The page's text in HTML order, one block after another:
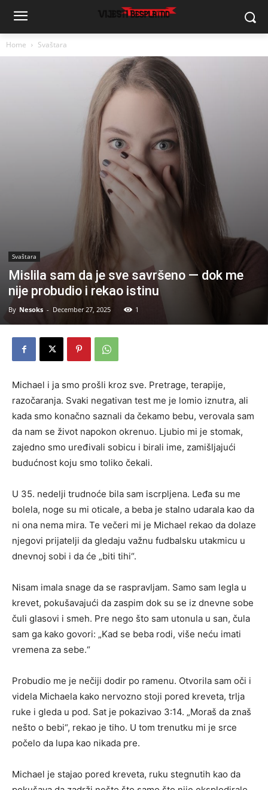
Home Svaštara
Svaštara
Mislila sam da je sve savršeno — dok me
nije probudio i rekao istinu
By Nesoks - December 27, 2025 1
Michael i ja smo prošli kroz sve. Pretrage, terapije,
razočaranja. Svaki negativan test me je lomio iznutra, ali
kada smo konačno saznali da čekamo bebu, verovala sam
da nam se život napokon okrenuo. Ljubio mi je stomak,
zajedno smo uređivali sobicu i birali ime, zamišljajući
budućnost koju smo toliko čekali.
U 35. nedelji trudnoće bila sam iscrpljena. Leđa su me
bolela, noge su mi oticale, a beba je stalno udarala kao da
ni ona nema mira. Te večeri mi je Michael rekao da dolaze
njegovi prijatelji da gledaju važnu fudbalsku utakmicu u
dnevnoj sobi i da će „biti tihi“.
Nisam imala snage da se raspravljam. Samo sam legla u
krevet, pokušavajući da zaspim dok su se iz dnevne sobe
čuli glasovi i smeh. Pre nego što sam utonula u san, čula
sam ga kako govori: „Kad se beba rodi, više neću imati
vremena za sebe.“
Probudio me je nečiji dodir po ramenu. Otvorila sam oči i
videla Michaela kako nervozno stoji pored kreveta, trlja
ruke i gleda u pod. Sat je pokazivao 3:14. „Moraš da znaš
nešto o bebi“, rekao je tiho. U tom trenutku mi je srce
počelo da lupa kao nikada pre.
Michael je stajao pored kreveta, ruku stegnutih kao da